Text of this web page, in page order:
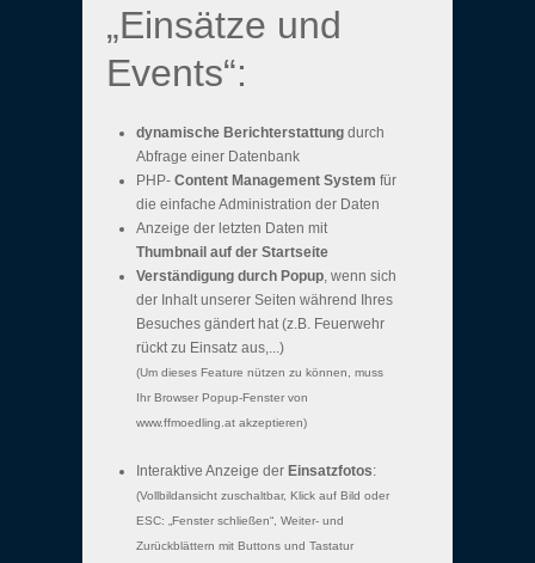
„Einsätze und
Events“:
dynamische Berichterstattung durch
Abfrage einer Datenbank
PHP- Content Management System für
die einfache Administration der Daten
Anzeige der letzten Daten mit
Thumbnail auf der Startseite
Verständigung durch Popup, wenn sich
der Inhalt unserer Seiten während Ihres
Besuches gändert hat (z.B. Feuerwehr
rückt zu Einsatz aus,...)
(Um dieses Feature nützen zu können, muss
Ihr Browser Popup-Fenster von
www.ffmoedling.at akzeptieren)
Interaktive Anzeige der Einsatzfotos:
(Vollbildansicht zuschaltbar, Klick auf Bild oder
ESC: „Fenster schließen“, Weiter- und
Zurückblättern mit Buttons und Tastatur